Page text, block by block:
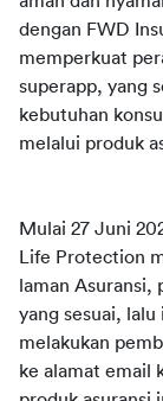
dengan FWD
memperkuat
superapp, yang
kebutuhan
melalui produk
Mulai 27 Juni
Life Protection
laman
yang sesuai,
melakukan
ke alamat email